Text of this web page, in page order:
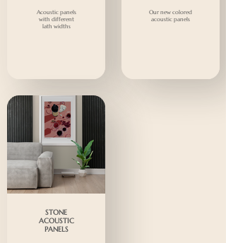
Acoustic panels
with different
lath widths
Our new colored
acoustic panels
STONE
ACOUSTIC
PANELS